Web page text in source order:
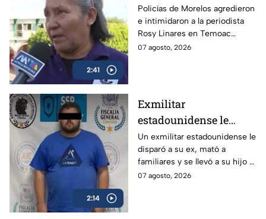
2:41
Morelos durante
cobertura del asesinato
del alcalde de Temoac
Policías de Morelos agredieron
e intimidaron a la periodista
Rosy Linares en Temoac
mientras realizaba una
07 agosto, 2026
2:14
Exmilitar
estadounidense le
disparó a su ex en
Saltillo, mató a
familiares y se llevó a
su hijo
Un exmilitar estadounidense le
disparó a su ex, mató a
familiares y se llevó a su hijo a
la frontera.
07 agosto, 2026